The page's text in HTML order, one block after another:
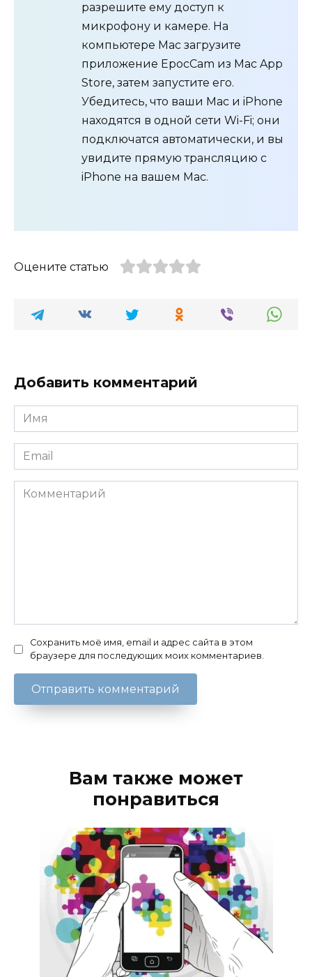
разрешите ему доступ к
микрофону и камере. На
компьютере Mac загрузите
приложение EpocCam из Mac App
Store, затем запустите его.
Убедитесь, что ваши Mac и iPhone
находятся в одной сети Wi-Fi; они
подключатся автоматически, и вы
увидите прямую трансляцию с
iPhone на вашем Mac.
Оцените статью
Добавить комментарий
Имя
*
Email
*
Комментарий
Сохранить моё имя, email и адрес сайта в этом
браузере для последующих моих комментариев.
Вам также может
понравиться